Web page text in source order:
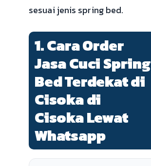
sesuai jenis spring bed.
1. Cara Order
Jasa Cuci Spring
Bed Terdekat di
Cisoka di
Cisoka Lewat
Whatsapp